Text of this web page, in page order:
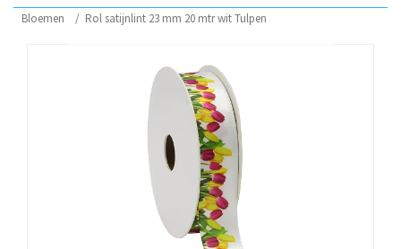
Bloemen
/ Rol satijnlint 23 mm 20 mtr wit Tulpen